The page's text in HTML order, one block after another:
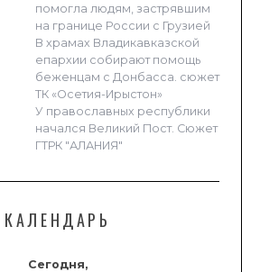
помогла людям, застрявшим
на границе России с Грузией
В храмах Владикавказской
епархии собирают помощь
беженцам с Донбасса. сюжет
ТК «Осетия-Ирыстон»
У православных республики
начался Великий Пост. Сюжет
ГТРК "АЛАНИЯ"
КАЛЕНДАРЬ
Сегодня,